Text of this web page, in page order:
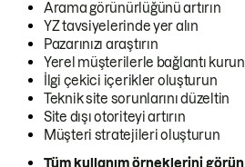
Arama görünürlüğünü artırın
YZ tavsiyelerinde yer alın
Pazarınızı araştırın
Yerel müşterilerle bağlantı kurun
İlgi çekici içerikler oluşturun
Teknik site sorunlarını düzeltin
Site dışı otoriteyi artırın
Müşteri stratejileri oluşturun
Tüm kullanım örneklerini görün